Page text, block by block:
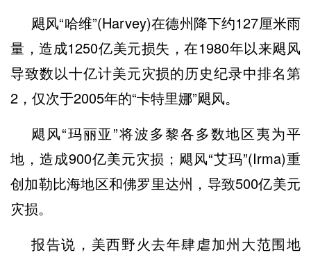
飓风“哈维”(Harvey)在德州降下约127厘米雨
量，造成1250亿美元损失，在1980年以来飓风
导致数以十亿计美元灾损的历史纪录中排名第
2，仅次于2005年的“卡特里娜”飓风。
飓风“玛丽亚”将波多黎各多数地区夷为平
地，造成900亿美元灾损；飓风“艾玛”(Irma)重
创加勒比海地区和佛罗里达州，导致500亿美元
灾损。
报告说，美西野火去年肆虐加州大范围地